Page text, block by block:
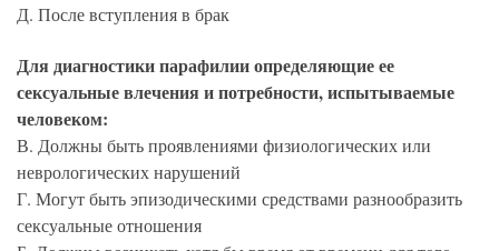
Д. После вступления в брак
Для диагностики парафилии определяющие ее
сексуальные влечения и потребности, испытываемые
человеком:
В. Должны быть проявлениями физиологических или
неврологических нарушений
Г. Могут быть эпизодическими средствами разнообразить
сексуальные отношения